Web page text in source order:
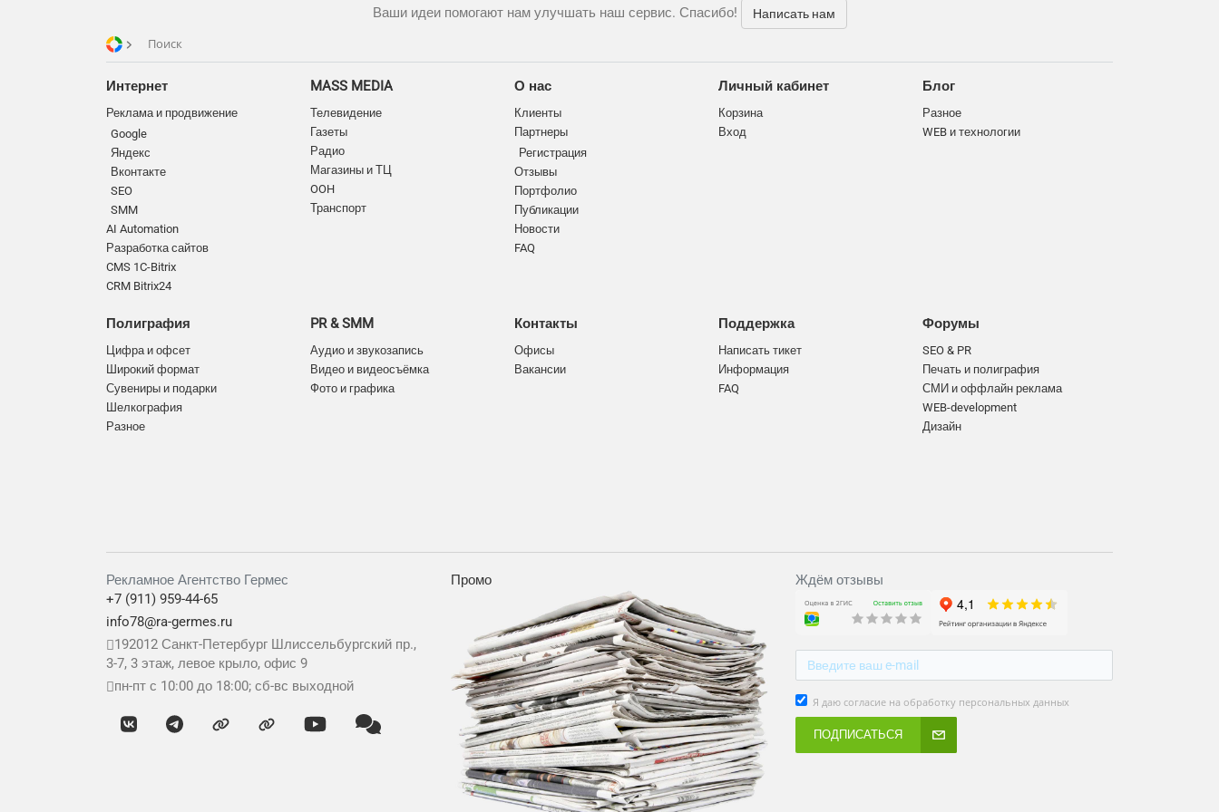
Ваши идеи помогают нам улучшать наш сервис. Спасибо! Написать нам
Поиск
Интернет
Реклама и продвижение
Google
Яндекс
Вконтакте
SEO
SMM
AI Automation
Разработка сайтов
CMS 1C-Bitrix
CRM Bitrix24
Полиграфия
Цифра и офсет
Широкий формат
Сувениры и подарки
Шелкография
Разное
MASS MEDIA
Телевидение
Газеты
Радио
Магазины и ТЦ
OOH
Транспорт
PR & SMM
Аудио и звукозапись
Видео и видеосъёмка
Фото и графика
О нас
Клиенты
Партнеры
Регистрация
Отзывы
Портфолио
Публикации
Новости
FAQ
Контакты
Офисы
Вакансии
Личный кабинет
Корзина
Вход
Поддержка
Написать тикет
Информация
FAQ
Блог
Разное
WEB и технологии
Форумы
SEO & PR
Печать и полиграфия
СМИ и оффлайн реклама
WEB-development
Дизайн
Рекламное Агентство Гермес
+7 (911) 959-44-65
info78@ra-germes.ru
192012 Санкт-Петербург Шлиссельбургский пр.,
3-7, 3 этаж, левое крыло, офис 9
пн-пт с 10:00 до 18:00; сб-вс выходной
Промо Ждём отзывы
Я даю согласие на обработку персональных данных
ПОДПИСАТЬСЯ